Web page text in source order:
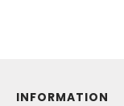
INFORMATION